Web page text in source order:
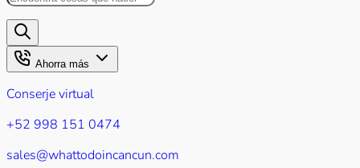
Ahorra más
Conserje virtual
+52 998 151 0474
sales@whattodoincancun.com